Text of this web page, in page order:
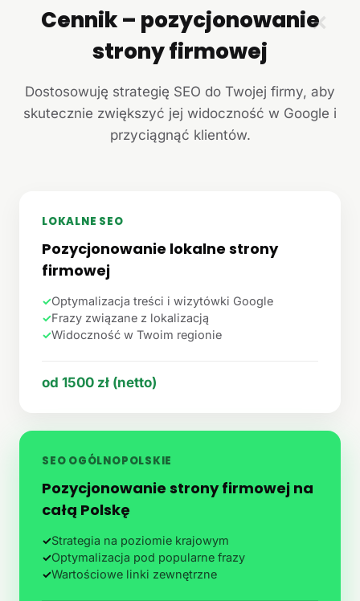
✕
Cennik – pozycjonowanie
strony firmowej
Dostosowuję strategię SEO do Twojej firmy, aby
skutecznie zwiększyć jej widoczność w Google i
przyciągnąć klientów.
LOKALNE SEO
Pozycjonowanie lokalne strony
firmowej
✓Optymalizacja treści i wizytówki Google
✓Frazy związane z lokalizacją
✓Widoczność w Twoim regionie
od 1500 zł (netto)
SEO OGÓLNOPOLSKIE
Pozycjonowanie strony firmowej na
całą Polskę
✓Strategia na poziomie krajowym
✓Optymalizacja pod popularne frazy
✓Wartościowe linki zewnętrzne